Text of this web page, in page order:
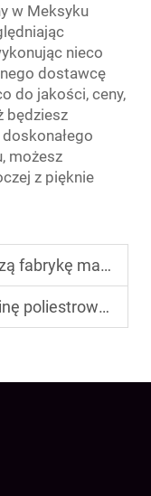
w Meksyku
nieco
dostawcę
do jakości, ceny,
będziesz
możesz
z pięknie
damskich
inną od innych